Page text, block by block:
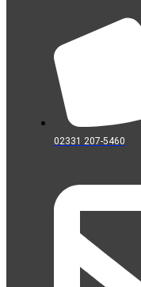
02331 207-5460